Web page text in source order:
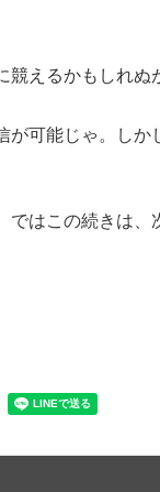
えるかもしれぬ
が可能じゃ。し
はこの続きは、